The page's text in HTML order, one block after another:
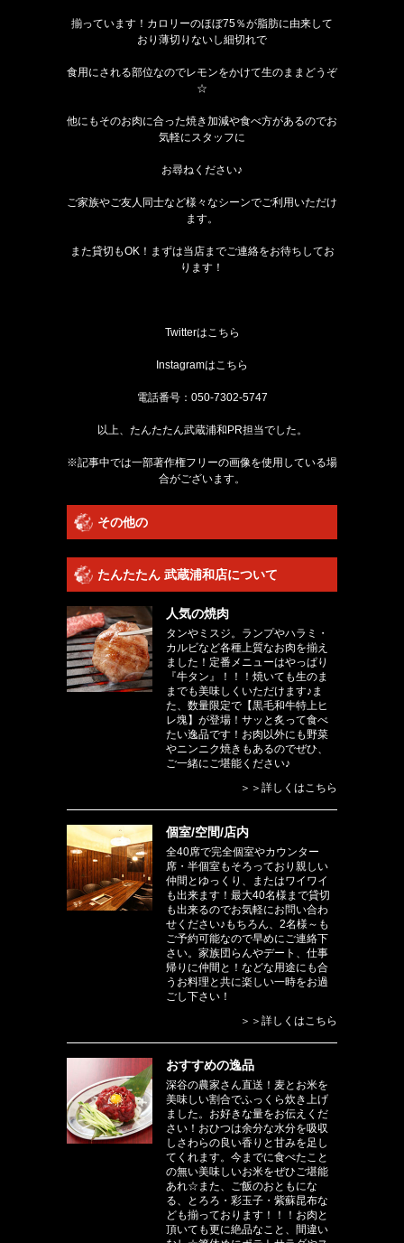
揃っています！カロリーのほぼ75％が脂肪に由来して
おり薄切りないし細切れで
食用にされる部位なのでレモンをかけて生のままどうぞ
☆
他にもそのお肉に合った焼き加減や食べ方があるのでお
気軽にスタッフに
お尋ねください♪
ご家族やご友人同士など様々なシーンでご利用いただけ
ます。
また貸切もOK！まずは当店までご連絡をお待ちしてお
ります！
Twitterは こちら
Instagramは こちら
電話番号：050-7302-5747
以上、たんたたん武蔵浦和PR担当でした。
※記事中では一部著作権フリーの画像を使用している場
合がございます。
その他の
たんたたん 武蔵浦和店について
人気の焼肉
タンやミスジ。ランプやハラミ・
カルビなど各種上質なお肉を揃え
ました！定番メニューはやっぱり
『牛タン』！！！焼いても生のま
までも美味しくいただけます♪ま
た、数量限定で【黒毛和牛特上ヒ
レ塊】が登場！サッと炙って食べ
たい逸品です！お肉以外にも野菜
やニンニク焼きもあるのでぜひ、
ご一緒にご堪能ください♪
＞＞詳しくはこちら
個室/空間/店内
全40席で完全個室やカウンター
席・半個室もそろっており親しい
仲間とゆっくり、またはワイワイ
も出来ます！最大40名様まで貸切
も出来るのでお気軽にお問い合わ
せください♪もちろん、2名様～も
ご予約可能なので早めにご連絡下
さい。家族団らんやデート、仕事
帰りに仲間と！などな用途にも合
うお料理と共に楽しい一時をお過
ごし下さい！
＞＞詳しくはこちら
おすすめの逸品
深谷の農家さん直送！麦とお米を
美味しい割合でふっくら炊き上げ
ました。お好きな量をお伝えくだ
さい！おひつは余分な水分を吸収
しさわらの良い香りと甘みを足し
てくれます。今までに食べたこと
の無い美味しいお米をぜひご堪能
あれ☆また、ご飯のおともにな
る、とろろ・彩玉子・紫蘇昆布な
ども揃っております！！！お肉と
頂いても更に絶品なこと、間違い